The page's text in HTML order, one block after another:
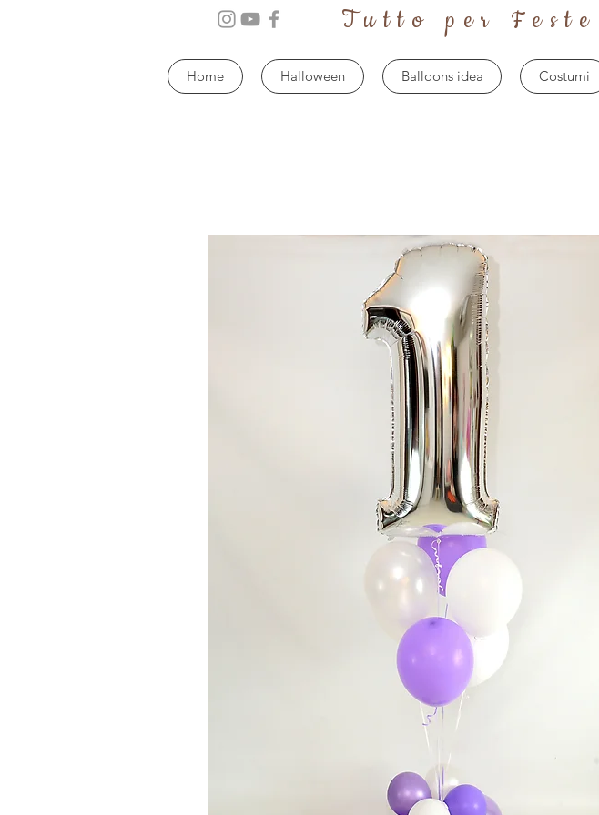
Tutto per
Home Halloween Balloons idea Costumi